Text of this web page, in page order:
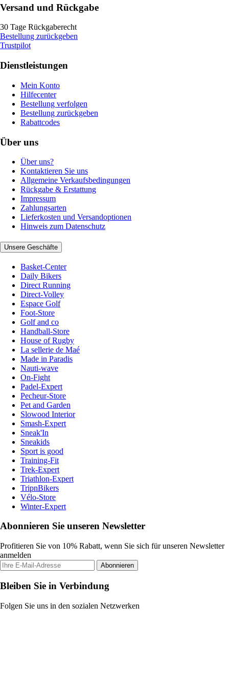
Versand und Rückgabe
30 Tage Rückgaberecht
Bestellung zurückgeben
Trustpilot
Dienstleistungen
Mein Konto
Hilfecenter
Bestellung verfolgen
Bestellung zurückgeben
Rabattcodes
Über uns
Über uns?
Kontaktieren Sie uns
Allgemeine Verkaufsbedingungen
Rückgabe & Erstattung
Impressum
Zahlungsarten
Lieferkosten und Versandoptionen
Hinweis zum Datenschutz
Unsere Geschäfte
Basket-Center
Daily Bikers
Direct Running
Direct-Volley
Espace Golf
Foot-Store
Golf and co
Handball-Store
House of Rugby
La sellerie de Maé
Made in Paradis
Nauti-wave
On-Fight
Padel-Expert
Pecheur-Store
Pet and Garden
Slowood Interior
Smash-Expert
Sneak'In
Sneakids
Sport is good
Training-Fit
Trek-Expert
Triathlon-Expert
TripnBikers
Vélo-Store
Winter-Expert
Abonnieren Sie unseren Newsletter
Profitieren Sie von 10% Rabatt, wenn Sie sich für unseren Newsletter
anmelden
Abonnieren
Bleiben Sie in Verbindung
Folgen Sie uns in den sozialen Netzwerken